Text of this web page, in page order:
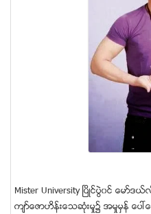
Mister University ၿပိဳင္ပြဲ၀င္ ေမ
က်ာ္ေဇာဟိန္းေသဆံုးမႈ၌ အမႈမွန္ ေပၚ